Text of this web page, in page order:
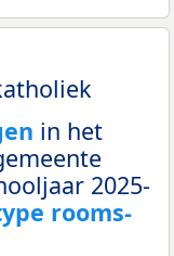
in het
2025-
rooms-